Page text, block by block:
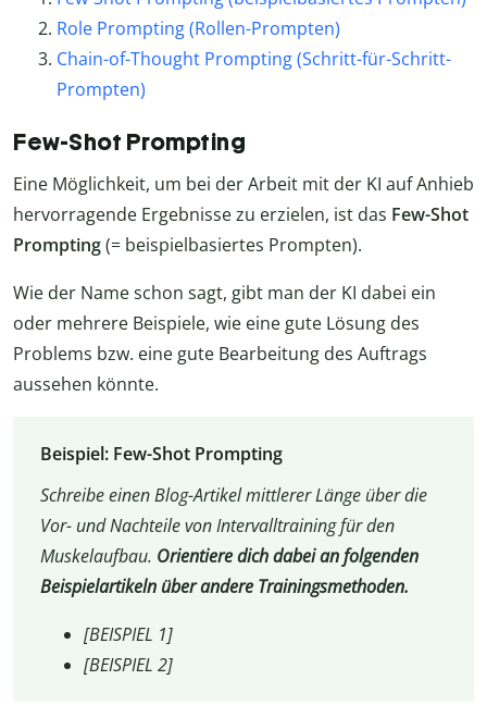
Role Prompting (Rollen-Prompten)
Chain-of-Thought Prompting (Schritt-für-Schritt-
Prompten)
Few-Shot Prompting
Eine Möglichkeit, um bei der Arbeit mit der KI auf Anhieb
hervorragende Ergebnisse zu erzielen, ist das Few-Shot
Prompting(= beispielbasiertes Prompten).
Wie der Name schon sagt, gibt man der KI dabei ein
oder mehrere Beispiele, wie eine gute Lösung des
Problems bzw. eine gute Bearbeitung des Auftrags
aussehen könnte.
Beispiel: Few-Shot Prompting
Schreibe einen Blog-Artikel mittlerer Länge über die
Vor- und Nachteile von Intervalltraining für den
Muskelaufbau. Orientiere dich dabei an folgenden
Beispielartikeln über andere Trainingsmethoden.
[BEISPIEL 1]
[BEISPIEL 2]